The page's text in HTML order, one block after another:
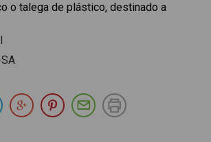
o talega de plástico, destinado a
en Whatsappen Facebook
Compartir en Twitter
Compartir en Google Plus
Compartir en Pinterest
Compartir por E-